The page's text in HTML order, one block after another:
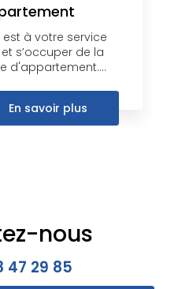
est à votre service
s’occuper de la
d'appartement....
En savoir plus
nous
47 29 85